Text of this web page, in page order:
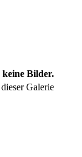
Bilder.
Galerie